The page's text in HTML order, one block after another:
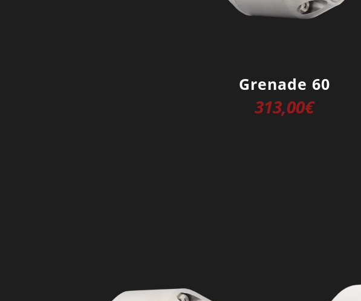
Grenade 60
313,00€